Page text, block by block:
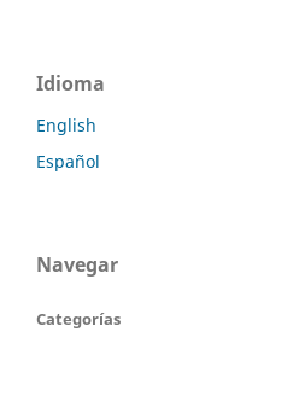
Idioma
English
Español
Navegar
Categorías